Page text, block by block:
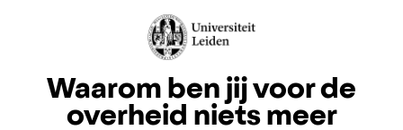
Waarom ben jij voor de
overheid niets meer